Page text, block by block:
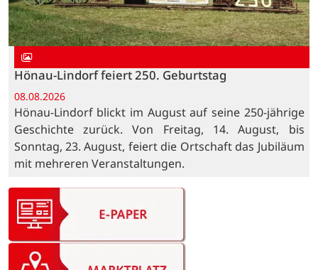
Hönau-Lindorf feiert 250. Geburtstag
08.08.2026
Hönau-Lindorf blickt im August auf seine 250-jährige
Geschichte zurück. Von Freitag, 14. August, bis
Sonntag, 23. August, feiert die Ortschaft das Jubiläum
mit mehreren Veranstaltungen.